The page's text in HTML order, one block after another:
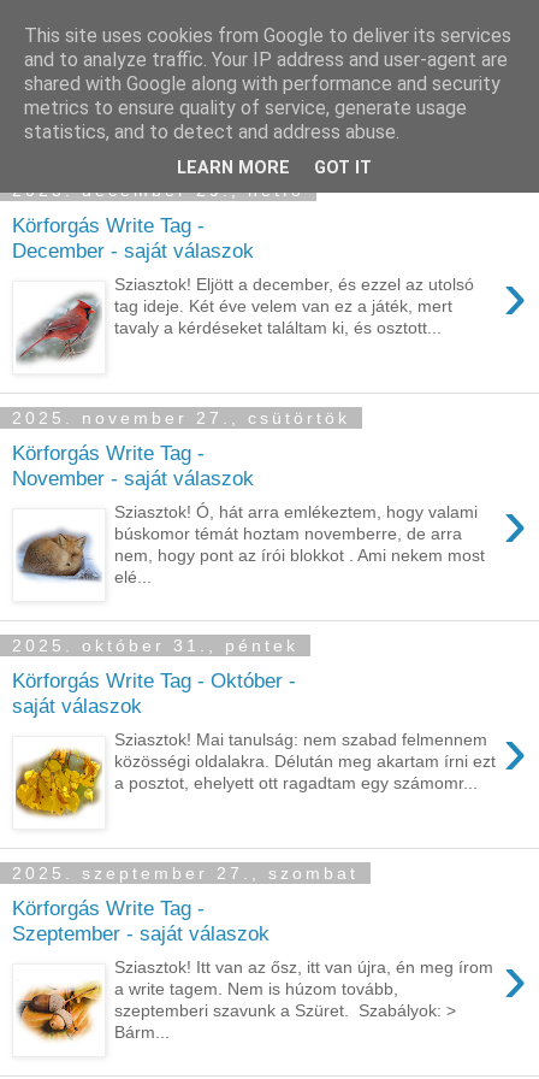
Sümegi Emília -
Tintaszerkezetek
2025. december 29., hétfő
Körforgás Write Tag -
December - saját válaszok
›
Sziasztok! Eljött a december, és ezzel az utolsó
tag ideje. Két éve velem van ez a játék, mert
tavaly a kérdéseket találtam ki, és osztott...
2025. november 27., csütörtök
Körforgás Write Tag -
November - saját válaszok
›
Sziasztok! Ó, hát arra emlékeztem, hogy valami
búskomor témát hoztam novemberre, de arra
nem, hogy pont az írói blokkot . Ami nekem most
elé...
2025. október 31., péntek
Körforgás Write Tag - Október -
saját válaszok
›
Sziasztok! Mai tanulság: nem szabad felmennem
közösségi oldalakra. Délután meg akartam írni ezt
a posztot, ehelyett ott ragadtam egy számomr...
2025. szeptember 27., szombat
Körforgás Write Tag -
Szeptember - saját válaszok
›
Sziasztok! Itt van az ősz, itt van újra, én meg írom
a write tagem. Nem is húzom tovább,
szeptemberi szavunk a Szüret. Szabályok: >
Bárm...
This site uses cookies from Google to deliver its services
and to analyze traffic. Your IP address and user-agent are
shared with Google along with performance and security
metrics to ensure quality of service, generate usage
statistics, and to detect and address abuse.
LEARN MORE GOT IT